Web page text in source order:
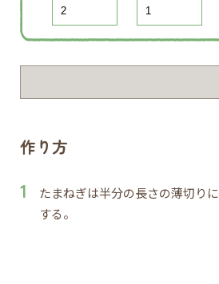
作り方
たまねぎは半分の長さの薄切りに
する。